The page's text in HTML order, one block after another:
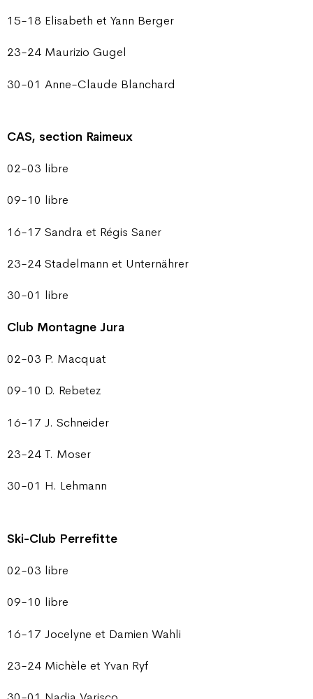
15-18 Elisabeth et Yann Berger
23-24 Maurizio Gugel
30-01 Anne-Claude Blanchard
CAS, section Raimeux
02-03 libre
09-10 libre
16-17 Sandra et Régis Saner
23-24 Stadelmann et Unternährer
30-01 libre
Club Montagne Jura
02-03 P. Macquat
09-10 D. Rebetez
16-17 J. Schneider
23-24 T. Moser
30-01 H. Lehmann
Ski-Club Perrefitte
02-03 libre
09-10 libre
16-17 Jocelyne et Damien Wahli
23-24 Michèle et Yvan Ryf